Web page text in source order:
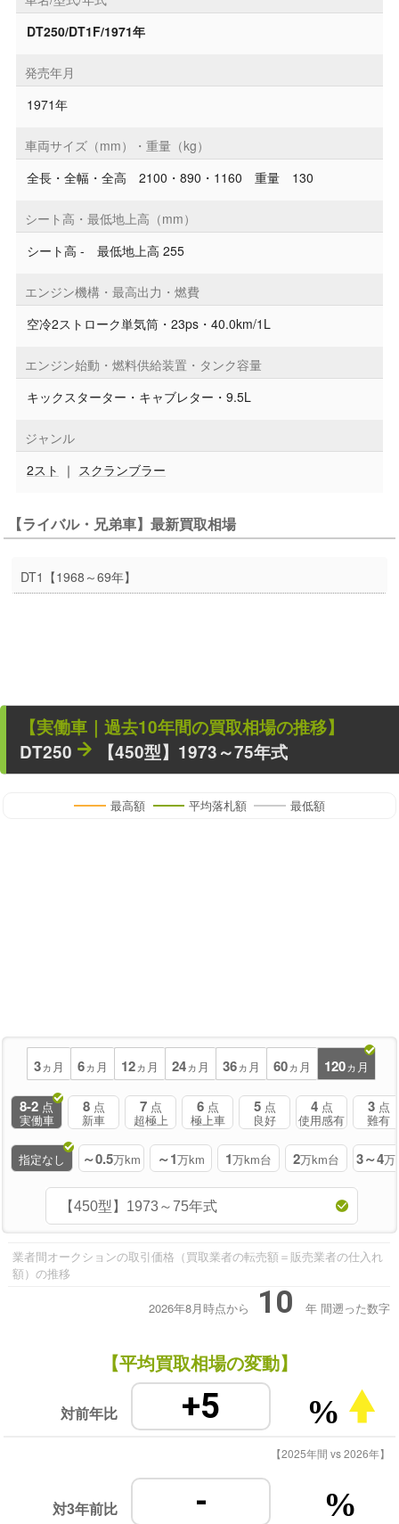
DT250/DT1F/1971年
発売年月
1971年
車両サイズ（mm）・重量（kg）
全長・全幅・全高 2100・890・1160 重量 130
シート高・最低地上高（mm）
シート高 - 最低地上高 255
エンジン機構・最高出力・燃費
空冷2ストローク単気筒・23ps・40.0km/1L
エンジン始動・燃料供給装置・タンク容量
キックスターター・キャブレター・9.5L
ジャンル
2スト
｜ スクランブラー
【ライバル・兄弟車】最新買取相場
DT1【1968～69年】
【実働車 ｜過去10年間の買取相場の推移】
DT250
【450型】1973～75年式
最高額 平均落札額 最低額
3ヵ月 6ヵ月 12ヵ月 24ヵ月 36ヵ月 60ヵ月 120ヵ月
8-2 点
実働車
8 点
新車
7 点
超極上
6 点
極上車
5 点
良好
4 点
使用感有
3 点
難有
指定なし ～0.5万km ～1万km 1万km台 2万km台 3～4万
業者間オークションの取引価格（買取業者の転売額＝販売業者の仕入れ
額）の推移
2026年8月時点から 10 年 間遡った数字
【平均買取相場の変動】
対前年比 +5 %
【2025年間 vs 2026年】
対3年前比 - %